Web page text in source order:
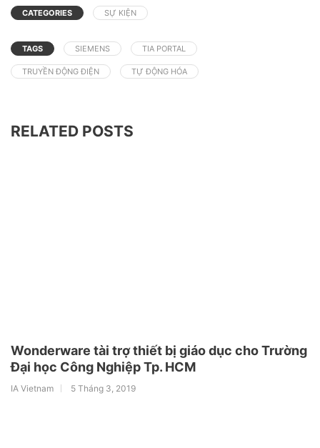
CATEGORIES SỰ KIỆN
TAGS SIEMENS TIA PORTAL
TRUYỀN ĐỘNG ĐIỆN TỰ ĐỘNG HÓA
RELATED POSTS
Wonderware tài trợ thiết bị giáo dục cho Trường
Đại học Công Nghiệp Tp. HCM
IA Vietnam 5 Tháng 3, 2019